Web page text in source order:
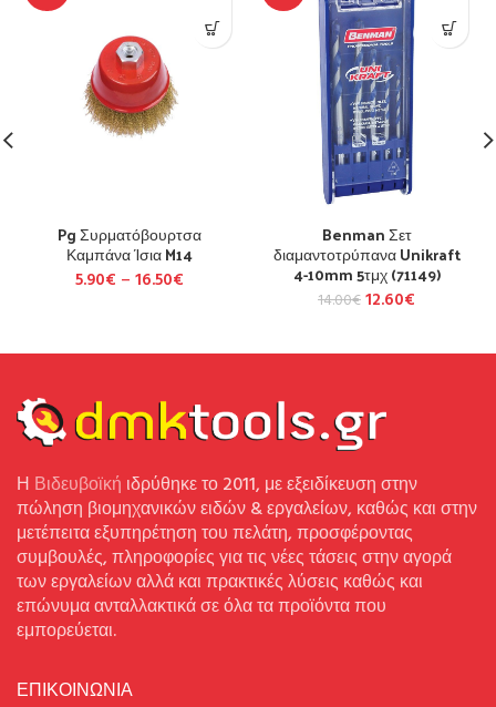
Pg Συρματόβουρτσα
Καμπάνα Ίσια M14
5.90€ – 16.50€
Benman Σετ
διαμαντοτρύπανα Unikraft
4-10mm 5τμχ (71149)
14.00€12.60€
Η Βιδευβοϊκή ιδρύθηκε το 2011, με εξειδίκευση στην
πώληση βιομηχανικών ειδών & εργαλείων, καθώς και στην
μετέπειτα εξυπηρέτηση του πελάτη, προσφέροντας
συμβουλές, πληροφορίες για τις νέες τάσεις στην αγορά
των εργαλείων αλλά και πρακτικές λύσεις καθώς και
επώνυμα ανταλλακτικά σε όλα τα προϊόντα που
εμπορεύεται.
ΕΠΙΚΟΙΝΩΝΙΑ